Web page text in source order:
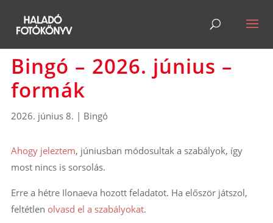
Bingó – 2026. június –
formák
2026. június 8. | Bingó
Ahogy jeleztem, júniusban módosultak a szabályok, így
most nincs is sorsolás.
Erre a hétre Ilonaeva hozott feladatot. Ha először játszol,
feltétlen olvasd el a szabályokat.